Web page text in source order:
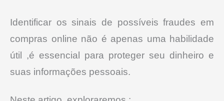
Identificar os sinais de possíveis fraudes em
compras online não é apenas uma habilidade
útil ,é essencial para proteger seu dinheiro e
suas informações pessoais.